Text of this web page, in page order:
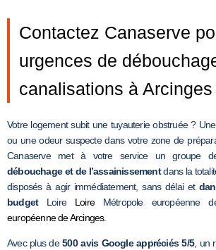
Contactez Canaserve
urgences de
canalisations à
Votre logement subit une tuyauterie obstruée ?
ou une odeur suspecte dans votre zone de
Canaserve met à votre service un groupe
débouchage et de l’assainissementdans la
disposés à agir immédiatement, sans délai et
budgetLoire LoireMétropole européenne
européenne de Arcinges.
Avec plus de500 avis Google appréciés 5/5, un